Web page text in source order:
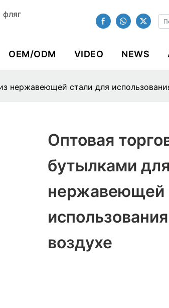
OEM/ODM VIDEO NEWS
нержавеющей стали для
Оптовая
бутылками
нержавеющей
воздухе